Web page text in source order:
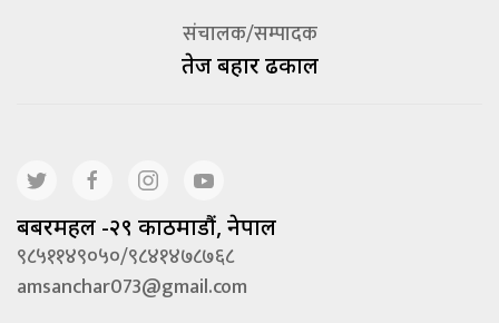
संचालक/सम्पादक
तेज बहादूर ढकाल
बबरमहल -२९ काठमाडौं, नेपाल
९८५११४९०५०/९८४१४७८७६८
amsanchar073@gmail.com